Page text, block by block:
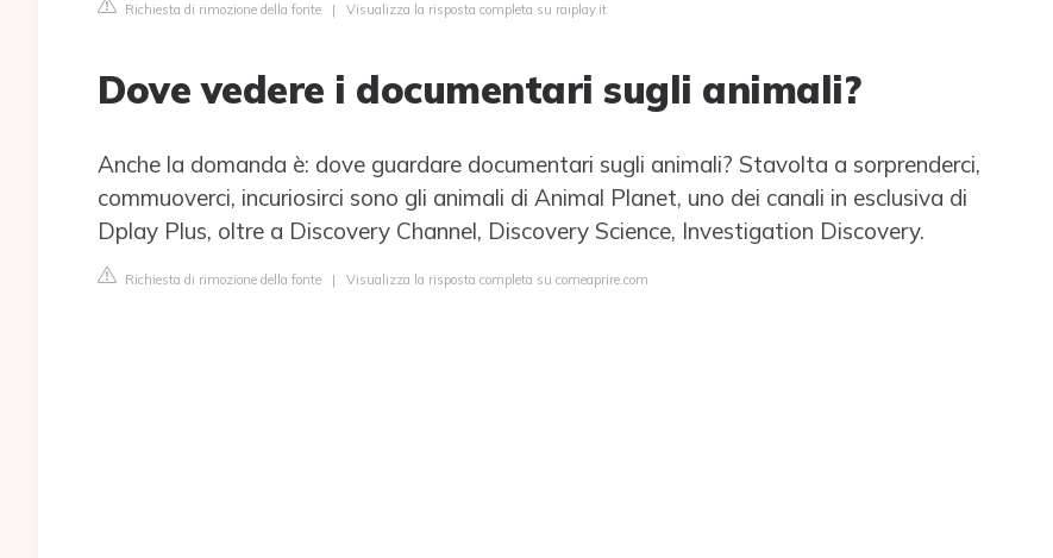
Richiesta di rimozione della fonte | Visualizza la risposta completa su raiplay.it
Dove vedere i documentari sugli animali?
Anche la domanda è: dove guardare documentari sugli animali? Stavolta a sorprenderci,
commuoverci, incuriosirci sono gli animali di Animal Planet, uno dei canali in esclusiva di
Dplay Plus, oltre a Discovery Channel, Discovery Science, Investigation Discovery.
Richiesta di rimozione della fonte | Visualizza la risposta completa su comeaprire.com